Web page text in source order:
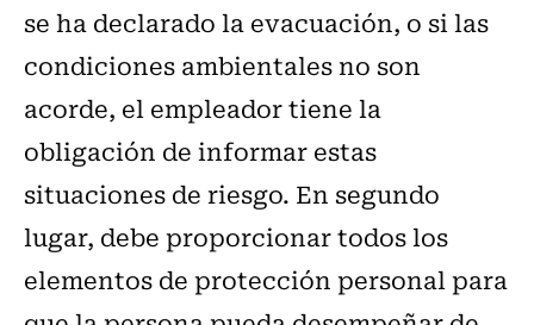
se ha declarado la evacuación, o si las
condiciones ambientales no son
acorde, el empleador tiene la
obligación de informar estas
situaciones de riesgo. En segundo
lugar, debe proporcionar todos los
elementos de protección personal para